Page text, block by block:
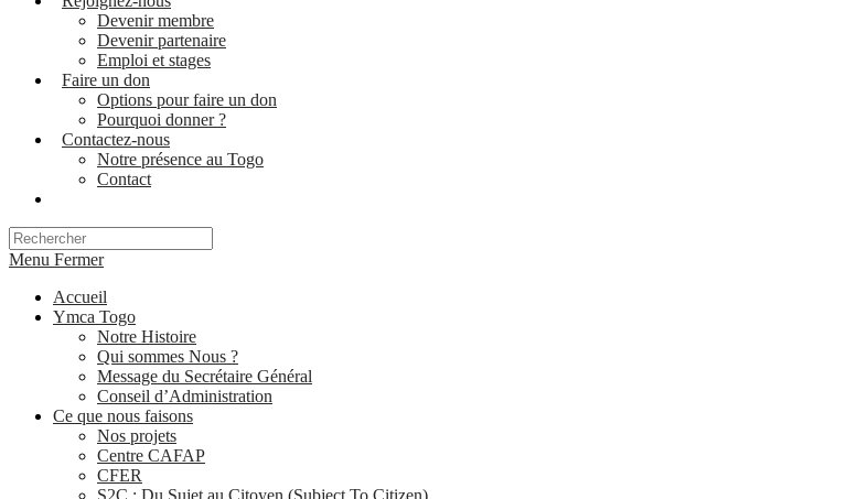
Devenir membre
Devenir partenaire
Emploi et stages
Faire un don
Options pour faire un don
Pourquoi donner ?
Contactez-nous
Notre présence au Togo
Contact
Search
for:
Menu Fermer
Accueil
Ymca Togo
Notre Histoire
Qui sommes Nous ?
Message du Secrétaire Général
Conseil d’Administration
Ce que nous faisons
Nos projets
Centre CAFAP
CFER
S2C : Du Sujet au Citoyen (Subject To Citizen)